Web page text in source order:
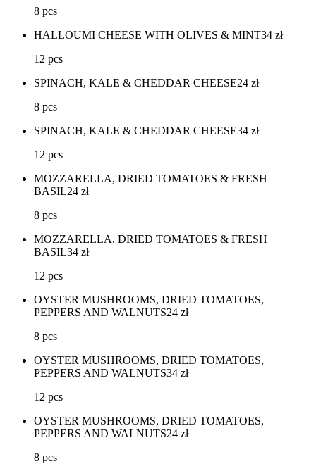
8 pcs
HALLOUMI CHEESE WITH OLIVES & MINT34 zł
12 pcs
SPINACH, KALE & CHEDDAR CHEESE24 zł
8 pcs
SPINACH, KALE & CHEDDAR CHEESE34 zł
12 pcs
MOZZARELLA, DRIED TOMATOES & FRESH
BASIL24 zł
8 pcs
MOZZARELLA, DRIED TOMATOES & FRESH
BASIL34 zł
12 pcs
OYSTER MUSHROOMS, DRIED TOMATOES,
PEPPERS AND WALNUTS24 zł
8 pcs
OYSTER MUSHROOMS, DRIED TOMATOES,
PEPPERS AND WALNUTS34 zł
12 pcs
OYSTER MUSHROOMS, DRIED TOMATOES,
PEPPERS AND WALNUTS24 zł
8 pcs